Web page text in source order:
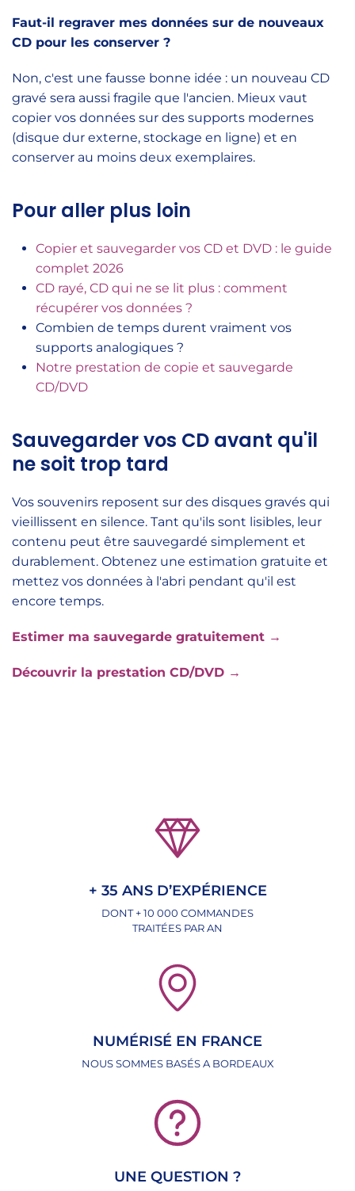
Faut-il regraver mes données sur de nouveaux
CD pour les conserver ?
Non, c'est une fausse bonne idée : un nouveau CD
gravé sera aussi fragile que l'ancien. Mieux vaut
copier vos données sur des supports modernes
(disque dur externe, stockage en ligne) et en
conserver au moins deux exemplaires.
Pour aller plus loin
Copier et sauvegarder vos CD et DVD : le guide
complet 2026
CD rayé, CD qui ne se lit plus : comment
récupérer vos données ?
Combien de temps durent vraiment vos
supports analogiques ?
Notre prestation de copie et sauvegarde
CD/DVD
Sauvegarder vos CD avant qu'il
ne soit trop tard
Vos souvenirs reposent sur des disques gravés qui
vieillissent en silence. Tant qu'ils sont lisibles, leur
contenu peut être sauvegardé simplement et
durablement. Obtenez une estimation gratuite et
mettez vos données à l'abri pendant qu'il est
encore temps.
Estimer ma sauvegarde gratuitement →
Découvrir la prestation CD/DVD →
+ 35 ANS D’EXPÉRIENCE
DONT + 10 000 COMMANDES
TRAITÉES PAR AN
NUMÉRISÉ EN FRANCE
NOUS SOMMES BASÉS A BORDEAUX
UNE QUESTION ?